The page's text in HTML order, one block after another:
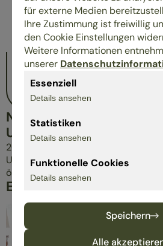
Einrichtungsberatung / -
Küchenplanung
Schlafberatung
Beratung mit Wirbelscanner
Aufmaß vor Ort
Lieferung & Montage durch
Tischlerei
NACHHALTIGKEIT IN
UNTERNEHMEN
2017 erhielt EULA Einrichtungen
Umweltpreis für ihr langjähriges
ökologisches und nachhaltiges
EINBLICKE IN UNSER
für externe Medien
Ihre Zustimmung ist freiwillig
den Cookie Einstellungen
Weitere Informationen
unserer
Essenziell
Details ansehen
Statistiken
Details ansehen
Funktionelle Cookies
Details ansehen
Speichern
Alle